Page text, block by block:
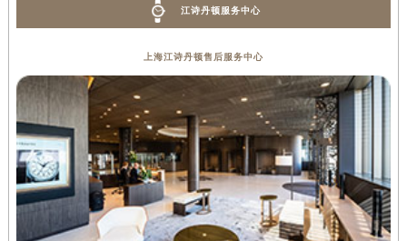
江诗丹顿服务中心
上海江诗丹顿售后服务中心